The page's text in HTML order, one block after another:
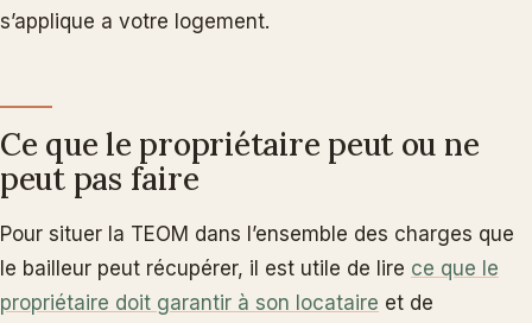
s’applique a votre logement.
Ce que le propriétaire peut ou ne
peut pas faire
Pour situer la TEOM dans l’ensemble des charges que
le bailleur peut récupérer, il est utile de lire ce que le
propriétaire doit garantir à son locataire et de